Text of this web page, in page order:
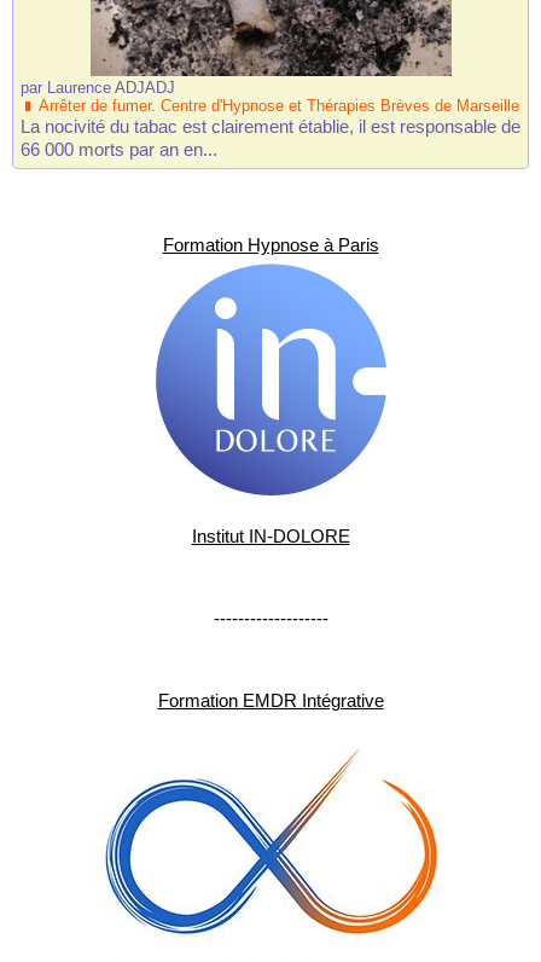
par Laurence ADJADJ
Arrêter de fumer. Centre d'Hypnose et Thérapies Brèves de Marseille
La nocivité du tabac est clairement établie, il est responsable de
66 000 morts par an en...
Formation Hypnose à Paris
Institut IN-DOLORE
-------------------
Formation EMDR Intégrative